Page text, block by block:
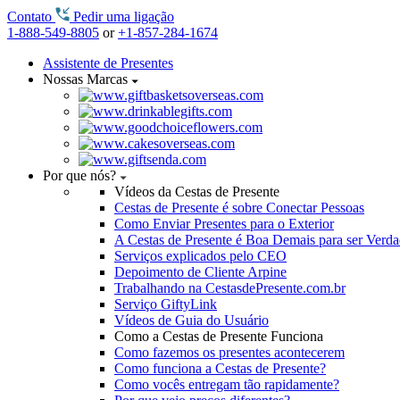
Contato
Pedir uma ligação
1-888-549-8805 or+1-857-284-1674
Assistente de Presentes
Nossas Marcas
Por que nós?
Vídeos da Cestas de Presente
Cestas de Presente é sobre Conectar Pessoas
Como Enviar Presentes para o Exterior
A Cestas de Presente é Boa Demais para ser
Serviços explicados pelo CEO
Depoimento de Cliente Arpine
Trabalhando na CestasdePresente.com.br
Serviço GiftyLink
Vídeos de Guia do Usuário
Como a Cestas de Presente Funciona
Como fazemos os presentes acontecerem
Como funciona a Cestas de Presente?
Como vocês entregam tão rapidamente?